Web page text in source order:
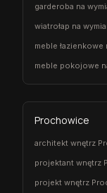
garderoba na
wiatrołap na
meble łazienkowe
meble pokojowe
Prochowice
architekt wnętrz
projektant wnętrz
projekt wnętrz